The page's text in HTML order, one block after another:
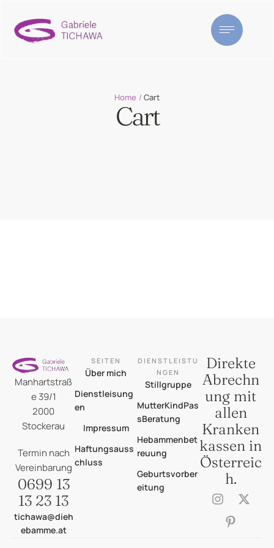
Home / Cart
Cart
Manhartstraß
e 39/1
2000
Stockerau
Termin nach
Vereinbarung
0699 13
13 23 13
tichawa@dieh
ebamme.at
SEITEN
Über mich
Dienstleisung
en
Impressum
Haftungsauss
chluss
DIENSTLEISTU
NGEN
Stillgruppe
MutterKindPas
sBeratung
Hebammenbet
reuung
Geburtsvorber
eitung
Direkte
Abrechn
ung mit
allen
Kranken
kassen in
Österreic
h.